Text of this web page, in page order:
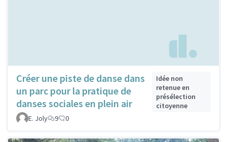
Créer une piste de danse dans
un parc pour la pratique de
danses sociales en plein air
Idée non
retenue en
présélection
citoyenne
E. Joly
9 0